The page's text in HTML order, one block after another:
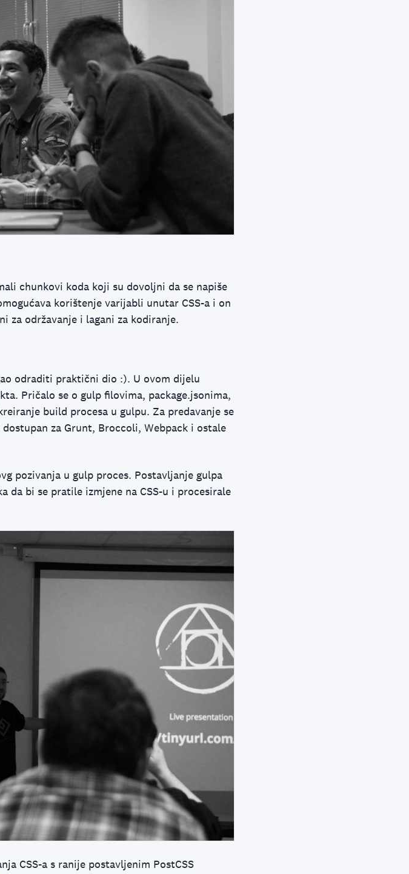
chunkovi koda koji su dovoljni da se napiše
korištenje varijabli unutar CSS-a i on
za održavanje i lagani za kodiranje.
odraditi praktični dio :). U ovom dijelu
Pričalo se o gulp filovima, package.jsonima,
build procesa u gulpu. Za predavanje se
za Grunt, Broccoli, Webpack i ostale
pozivanja u gulp proces. Postavljanje gulpa
da bi se pratile izmjene na CSS-u i procesirale
CSS-a s ranije postavljenim PostCSS